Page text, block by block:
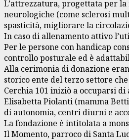
L’attrezzatura, progettata per
neurologiche (come sclerosi
spasticità, migliorare la
In caso di allenamento attivo
Per le persone con handicap
controllo posturale ed è
Alla cerimonia di donazione
storico ente del terzo settore
Cerchia 101 iniziò a occuparsi
Elisabetta Piolanti (mamma
di autonomia, centri diurni e
La fondazione è intitolata a
Il Momento, parroco di Santa